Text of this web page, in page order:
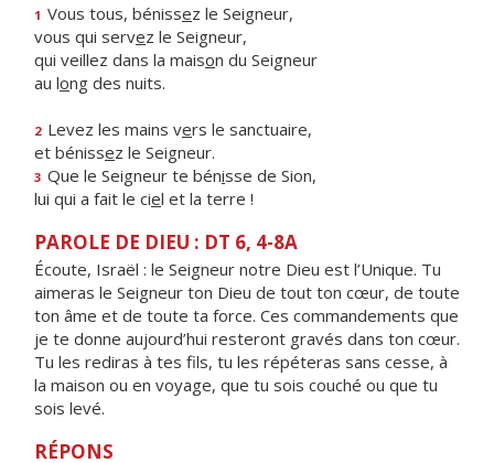
1 Vous tous, bénissez le Seigneur,
vous qui servez le Seigneur,
qui veillez dans la maison du Seigneur
au long des nuits.
2 Levez les mains vers le sanctuaire,
et bénissez le Seigneur.
3 Que le Seigneur te bénisse de Sion,
lui qui a fait le ciel et la terre !
PAROLE DE DIEU : DT 6, 4-8A
Écoute, Israël : le Seigneur notre Dieu est l’Unique. Tu
aimeras le Seigneur ton Dieu de tout ton cœur, de toute
ton âme et de toute ta force. Ces commandements que
je te donne aujourd’hui resteront gravés dans ton cœur.
Tu les rediras à tes fils, tu les répéteras sans cesse, à
la maison ou en voyage, que tu sois couché ou que tu
sois levé.
RÉPONS